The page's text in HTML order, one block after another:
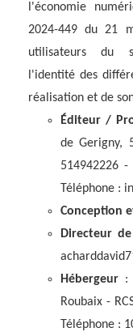
l'économie
2024-449 du 21
utilisateurs du
l'identité des
réalisation et de
Éditeur /
de Gerigny,
514942226
Téléphone :
Conception
Directeur
Hébergeur :
Roubaix -
Téléphone :